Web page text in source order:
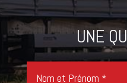
UNE